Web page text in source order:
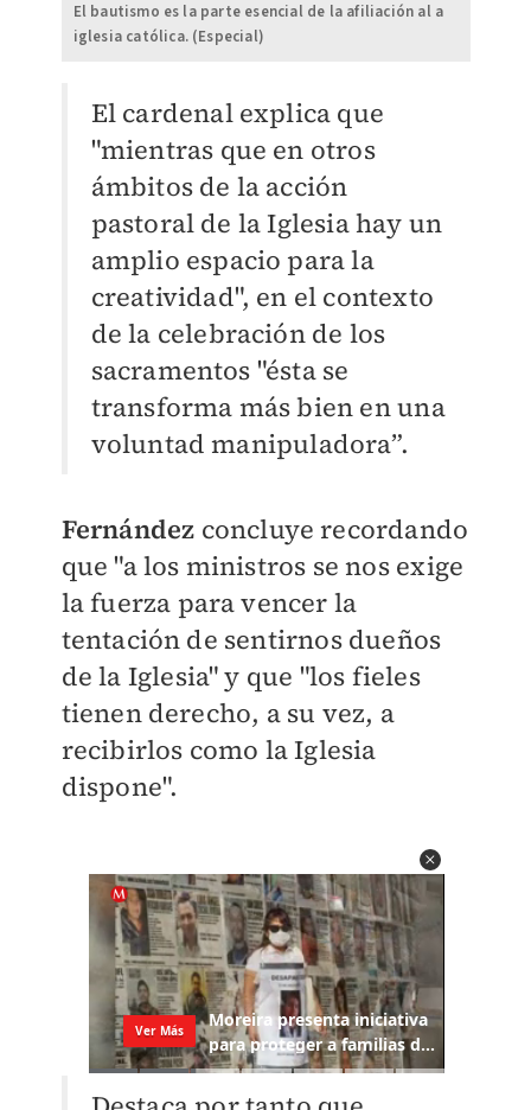
El bautismo es la parte esencial de la afiliación al a
iglesia católica. (Especial)
El cardenal explica que
"mientras que en otros
ámbitos de la acción
pastoral de la Iglesia hay un
amplio espacio para la
creatividad", en el contexto
de la celebración de los
sacramentos "ésta se
transforma más bien en una
voluntad manipuladora”.
Fernández concluye recordando
que "a los ministros se nos exige
la fuerza para vencer la
tentación de sentirnos dueños
de la Iglesia" y que "los fieles
tienen derecho, a su vez, a
recibirlos como la Iglesia
dispone".